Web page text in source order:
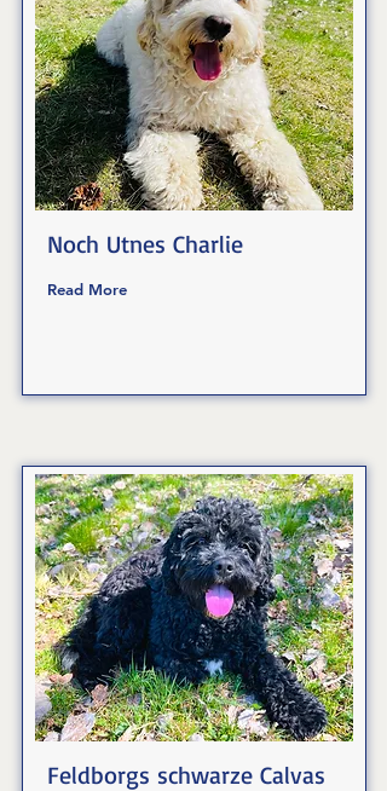
Noch Utnes Charlie
Read More
Feldborgs schwarze Calvas